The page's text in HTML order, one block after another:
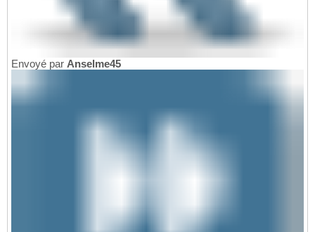
Envoyé par Anselme45